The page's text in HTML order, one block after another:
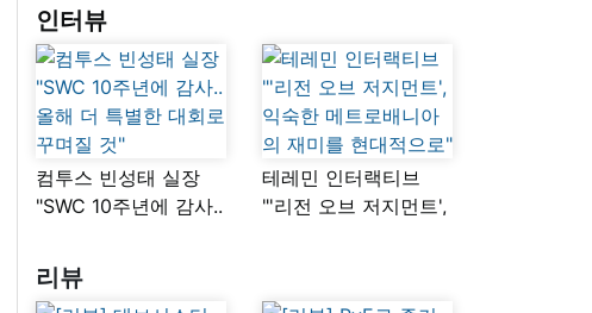
인터뷰
컴투스 빈성태 실장
"SWC 10주년에 감사..
꾸며질 것"
테레민 인터랙티브
"'리전 오브 저지먼트',
리뷰